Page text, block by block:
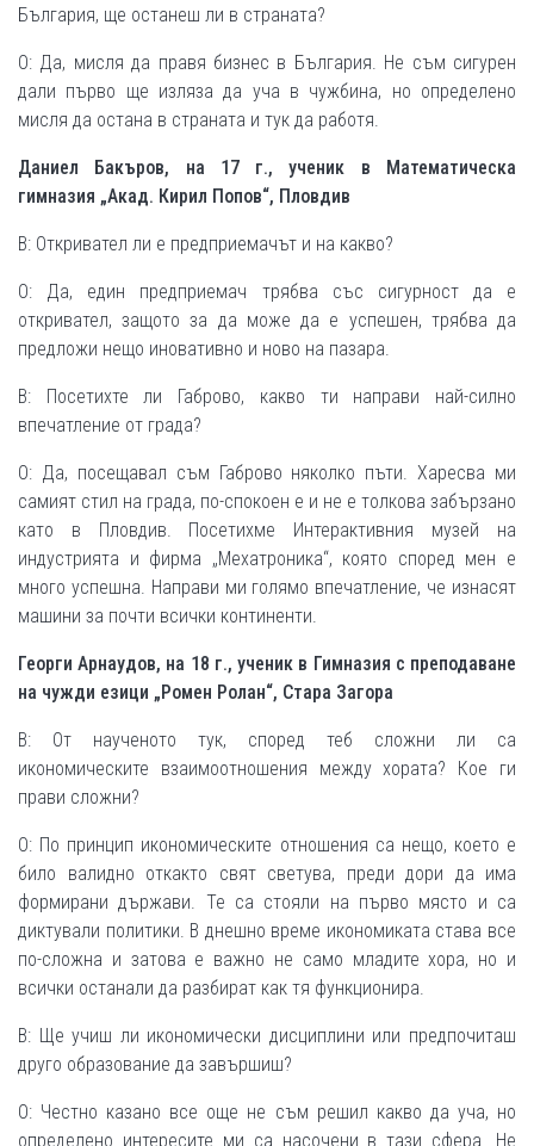
България, ще останеш ли в страната?
О: Да, мисля да правя бизнес в България. Не съм сигурен
дали първо ще изляза да уча в чужбина, но определено
мисля да остана в страната и тук да работя.
Даниел Бакъров, на 17 г., ученик в Математическа
гимназия „Акад. Кирил Попов“, Пловдив
В: Откривател ли е предприемачът и на какво?
О: Да, един предприемач трябва със сигурност да е
откривател, защото за да може да е успешен, трябва да
предложи нещо иновативно и ново на пазара.
В: Посетихте ли Габрово, какво ти направи най-силно
впечатление от града?
О: Да, посещавал съм Габрово няколко пъти. Харесва ми
самият стил на града, по-спокоен е и не е толкова забързано
като в Пловдив. Посетихме Интерактивния музей на
индустрията и фирма „Мехатроника“, която според мен е
много успешна. Направи ми голямо впечатление, че изнасят
машини за почти всички континенти.
Георги Арнаудов, на 18 г., ученик в Гимназия с преподаване
на чужди езици „Ромен Ролан“, Стара Загора
В: От наученото тук, според теб сложни ли са
икономическите взаимоотношения между хората? Кое ги
прави сложни?
О: По принцип икономическите отношения са нещо, което е
било валидно откакто свят светува, преди дори да има
формирани държави. Те са стояли на първо място и са
диктували политики. В днешно време икономиката става все
по-сложна и затова е важно не само младите хора, но и
всички останали да разбират как тя функционира.
В: Ще учиш ли икономически дисциплини или предпочиташ
друго образование да завършиш?
О: Честно казано все още не съм решил какво да уча, но
определено интересите ми са насочени в тази сфера. Не